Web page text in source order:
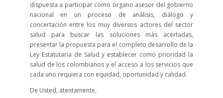
dispuesta a participar como órgano asesor del gobierno
nacional en un proceso de análisis, diálogo y
concertación entre los muy diversos actores del sector
salud para buscar las soluciones más acertadas,
presentar la propuesta para el completo desarrollo de la
Ley Estatutaria de Salud y establecer como prioridad la
salud de los colombianos y el acceso a los servicios que
cada uno requiera con equidad, oportunidad y calidad.
De Usted, atentamente,